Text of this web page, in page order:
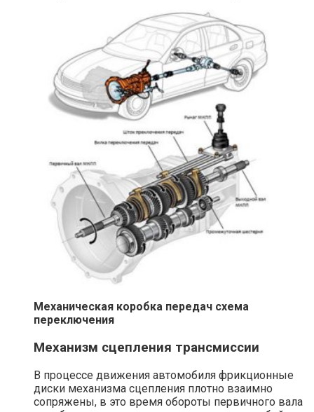
Механическая коробка передач схема
переключения
Механизм сцепления трансмиссии
В процессе движения автомобиля фрикционные
диски механизма сцепления плотно взаимно
сопряжены, в это время обороты первичного вала